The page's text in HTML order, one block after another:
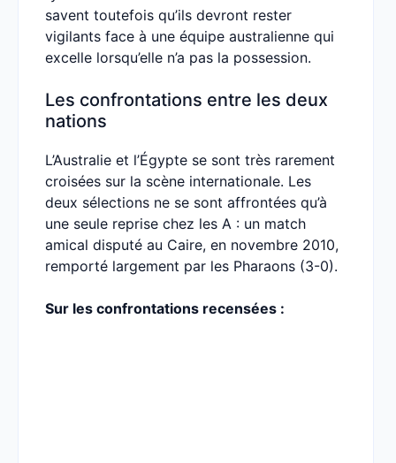
savent toutefois qu’ils devront rester
vigilants face à une équipe australienne qui
excelle lorsqu’elle n’a pas la possession.
Les confrontations entre les deux
nations
L’Australie et l’Égypte se sont très rarement
croisées sur la scène internationale. Les
deux sélections ne se sont affrontées qu’à
une seule reprise chez les A : un match
amical disputé au Caire, en novembre 2010,
remporté largement par les Pharaons (3-0).
Sur les confrontations recensées :